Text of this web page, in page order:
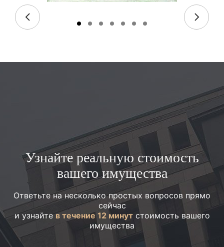
Узнайте реальную стоимость
вашего имущества
Ответьте на несколько простых вопросов прямо
сейчас
и узнайтев течение 12 минутстоимость вашего
имущества